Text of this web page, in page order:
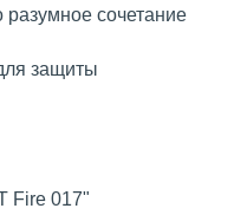
сочетание
защиты
Fire 017"